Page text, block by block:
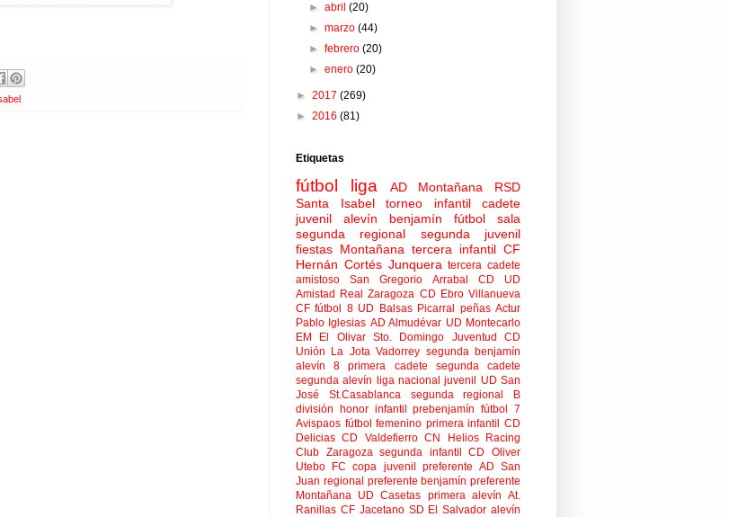
►abril(20)
►marzo(44)
►febrero(20)
►enero(20)
► 2017 (269)
► 2016 (81)
Etiquetas
fútbol liga AD Montañana
RSD
Santa Isabel
torneo infantil
cadete
juvenil
alevín benjamín
fútbol sala
segunda regional
segunda juvenil
fiestas Montañana tercera infantil CF
Hernán Cortés Junquera tercera cadete
amistoso
San Gregorio Arrabal CD
UD
Amistad
Real Zaragoza CD Ebro Villanueva
CF fútbol 8 UD Balsas Picarral peñas Actur
Pablo Iglesias AD Almudévar UD Montecarlo
EM El Olivar Sto. Domingo Juventud
CD
Unión La Jota Vadorrey segunda benjamín
alevín 8
primera cadete
segunda cadete
segunda alevín
liga nacional juvenil
UD San
José
St.Casablanca
segunda regional B
división honor infantil
prebenjamín fútbol 7
Avispaos fútbol femenino primera infantil
CD
Delicias CD Valdefierro CN Helios
Racing
Club Zaragoza segunda infantil
CD Oliver
Utebo FC copa juvenil preferente AD San
Juan regional preferente benjamín preferente
Montañana UD Casetas primera alevín At.
Ranillas CF Jacetano SD El Salvador alevín